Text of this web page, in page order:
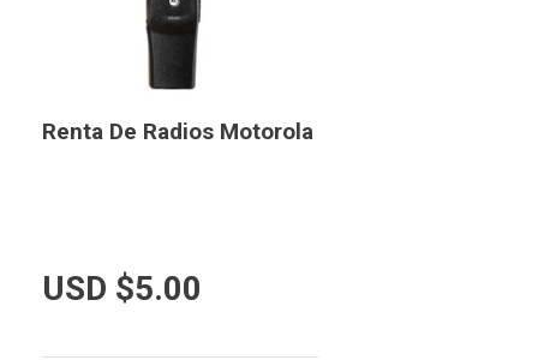
Renta De Radios Motorola
USD $5.00